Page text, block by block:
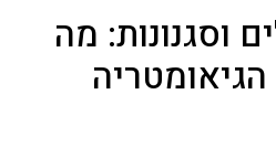
וסגנונות: מה